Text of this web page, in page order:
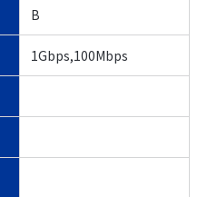
B
1Gbps,100Mbps